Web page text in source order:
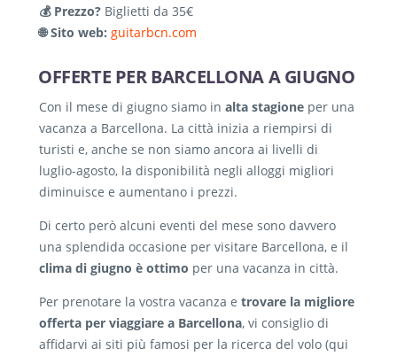
💰 Prezzo? Biglietti da 35€
🌐 Sito web: guitarbcn.com
OFFERTE PER BARCELLONA A GIUGNO
Con il mese di giugno siamo in alta stagione per una
vacanza a Barcellona. La città inizia a riempirsi di
turisti e, anche se non siamo ancora ai livelli di
luglio-agosto, la disponibilità negli alloggi migliori
diminuisce e aumentano i prezzi.
Di certo però alcuni eventi del mese sono davvero
una splendida occasione per visitare Barcellona, e il
clima di giugno è ottimo per una vacanza in città.
Per prenotare la vostra vacanza e trovare la migliore
offerta per viaggiare a Barcellona, vi consiglio di
affidarvi ai siti più famosi per la ricerca del volo (qui